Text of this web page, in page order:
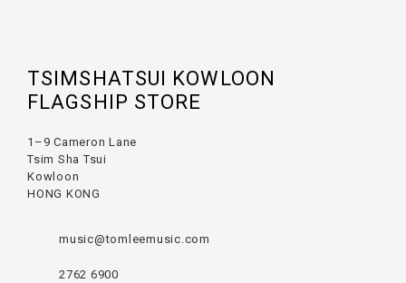
TSIMSHATSUI KOWLOON
FLAGSHIP STORE
1–9 Cameron Lane
Tsim Sha Tsui
Kowloon
HONG KONG
music@tomleemusic.com
2762 6900